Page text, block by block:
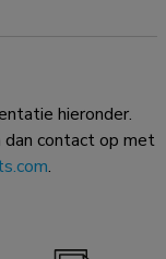
hieronder.
dan contact op met
.